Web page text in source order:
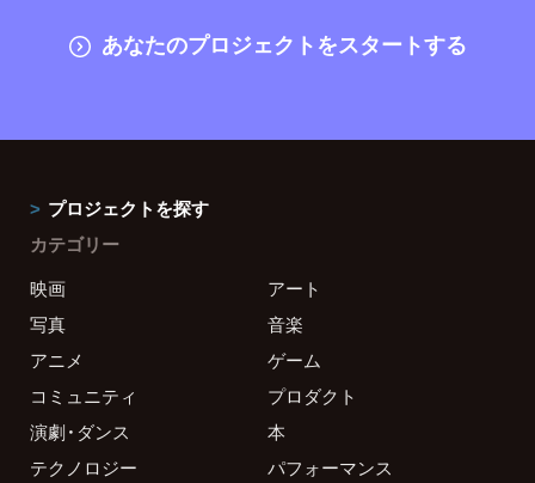
あなたのプロジェクトをスタートする
プロジェクトを探す
カテゴリー
映画
アート
写真
音楽
アニメ
ゲーム
コミュニティ
プロダクト
演劇・ダンス
本
テクノロジー
パフォーマンス